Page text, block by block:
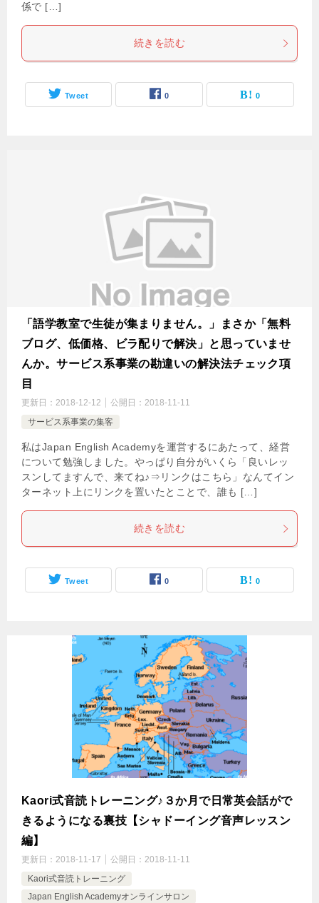
係で […]
続きを読む
Tweet 0 0
「語学教室で生徒が集まりません。」まさか「無料
ブログ、低価格、ビラ配りで解決」と思っていませ
んか。サービス系事業の勘違いの解決法チェック項
目
更新日： 2018-12-12 公開日： 2018-11-11
サービス系事業の集客
私はJapan English Academyを運営するにあたって、経営
について勉強しました。やっぱり自分がいくら「良いレッ
スンしてますんで、来てね♪⇒リンクはこちら」なんてイン
ターネット上にリンクを置いたとことで、誰も […]
続きを読む
Tweet 0 0
Kaori式音読トレーニング♪３か月で日常英会話がで
きるようになる裏技【シャドーイング音声レッスン
編】
更新日： 2018-11-17 公開日： 2018-11-11
Kaori式音読トレーニング
Japan English Academyオンラインサロン